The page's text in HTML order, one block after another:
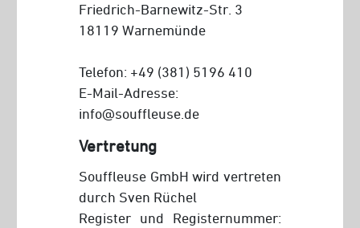
Friedrich-Barnewitz-Str. 3
18119 Warnemünde
Telefon: +49 (381) 5196 410
E-Mail-Adresse:
info@souffleuse.de
Vertretung
Souffleuse GmbH wird vertreten
durch Sven Rüchel
Register und Registernummer: